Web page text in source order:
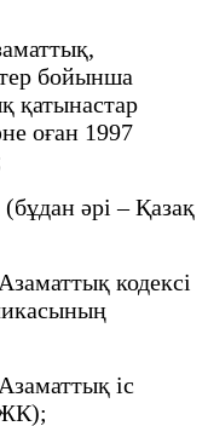
бойынша
қатынастар
оған 1997
әрі – Қазақ
кодексі
іс